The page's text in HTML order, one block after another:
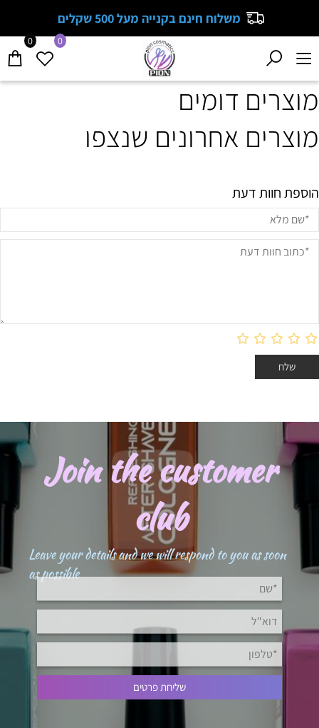
משלוח חינם בקנייה מעל 500 שקלים
0 0
מוצרים דומים
מוצרים אחרונים שנצפו
הוספת חוות דעת
Join the customer
club
Leave your details and we will respond to you as soon
as possible